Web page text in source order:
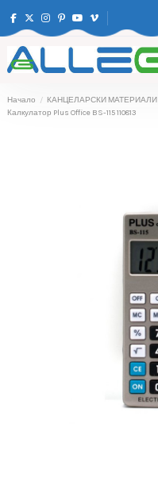
Начало КАНЦЕЛАРСКИ МАТЕРИАЛИ
Калкулатор Plus Office BS-115 110813